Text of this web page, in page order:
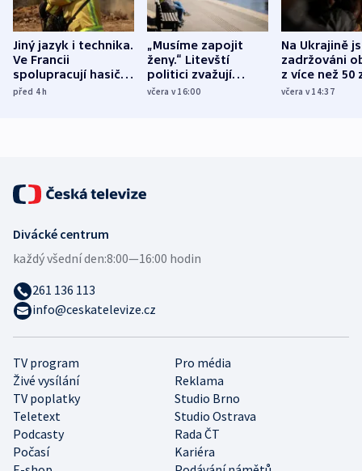
Jiný jazyk i technika.
Ve Francii
spolupracují hasiči z
různých zemí
před 4h
„Musíme zapojit
ženy.“ Litevští
politici zvažují
dohodu o
včera v 16:00
Na Ukrajině
zadržováni
z více než 50
Bojovali na
včera v 14:37
TV program
Pro média
Živé vysílání
Reklama
TV poplatky
Studio Brno
Teletext
Studio Ostrava
Podcasty
Rada ČT
Počasí
Kariéra
Divácké centrum
každý všední den:8:00—16:00 hodin
261 136 113
info@ceskatelevize.cz